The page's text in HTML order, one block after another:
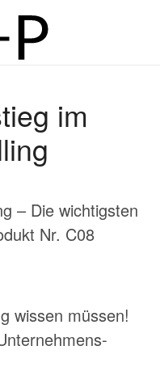
im
– Die wichtigsten
Nr. C08
wissen müssen!